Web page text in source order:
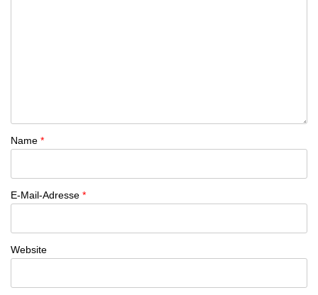
Name *
E-Mail-Adresse *
Website